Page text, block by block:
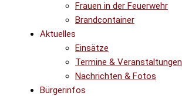
Frauen in der Feuerwehr
Brandcontainer
Aktuelles
Einsätze
Termine & Veranstaltungen
Nachrichten & Fotos
Bürgerinfos